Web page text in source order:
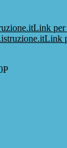
Link per
Link